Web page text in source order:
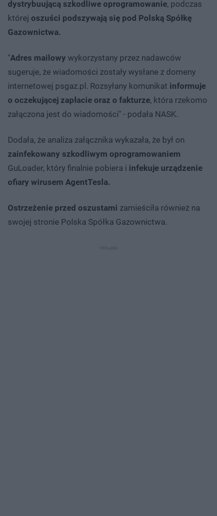
dystrybuującą szkodliwe oprogramowanie, podczas
której oszuści podszywają się pod Polską Spółkę
Gazownictwa.
"Adres mailowy wykorzystany przez nadawców
sugeruje, że wiadomości zostały wysłane z domeny
internetowej psgaz.pl. Rozsyłany komunikat informuje
o oczekującej zapłacie oraz o fakturze, która rzekomo
załączona jest do wiadomości" - podała NASK.
Dodała, że analiza załącznika wykazała, że był on
zainfekowany szkodliwym oprogramowaniem
GuLoader, który finalnie pobiera i infekuje urządzenie
ofiary wirusem AgentTesla.
Ostrzeżenie przed oszustami zamieściła również na
swojej stronie Polska Spółka Gazownictwa.